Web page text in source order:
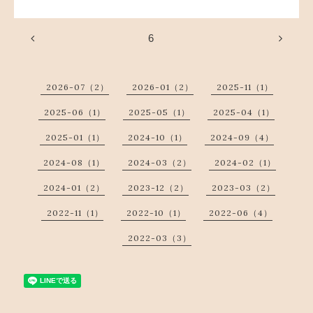
6
2026-07（2） 2026-01（2） 2025-11（1）
2025-06（1） 2025-05（1） 2025-04（1）
2025-01（1） 2024-10（1） 2024-09（4）
2024-08（1） 2024-03（2） 2024-02（1）
2024-01（2） 2023-12（2） 2023-03（2）
2022-11（1） 2022-10（1） 2022-06（4）
2022-03（3）